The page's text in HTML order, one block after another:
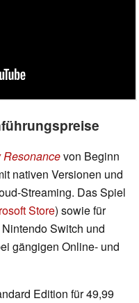
Resonancevon Beginn
nativen Versionen und
Streaming. Das Spiel
Store) sowie für
Nintendo Switch und
gängigen Online- und
Edition für 49,99